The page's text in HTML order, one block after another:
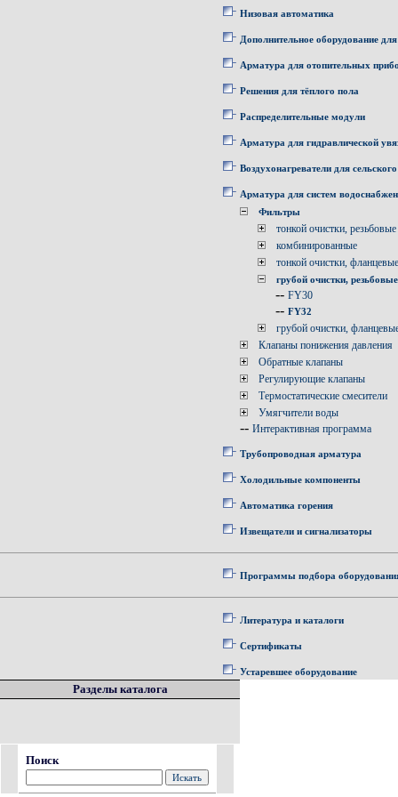
Низовая автоматика
Дополнительное оборудование
Арматура для отопительных
Решения для тёплого пола
Распределительные модули
Арматура для гидравлической
Воздухонагреватели для
Арматура для систем
Фильтры
тонкой очистки, резьбовые
комбинированные
тонкой очистки, фланцевые
грубой очистки, резьбовые
-- FY30
-- FY32
грубой очистки,
Клапаны понижения давления
Обратные клапаны
Регулирующие клапаны
Термостатические смесители
Умягчители воды
-- Интерактивная программа
Трубопроводная арматура
Холодильные компоненты
Автоматика горения
Извещатели и сигнализаторы
Программы подбора
Литература и каталоги
Сертификаты
Устаревшее оборудование
Разделы каталога
Поиск